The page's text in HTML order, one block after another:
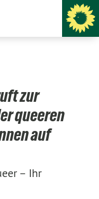
zur
queeren
auf
– Ihr